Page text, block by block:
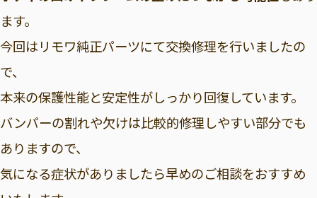
ます。
今回はリモワ純正パーツにて交換修理を行いましたの
で、
本来の保護性能と安定性がしっかり回復しています。
バンパーの割れや欠けは比較的修理しやすい部分でも
ありますので、
気になる症状がありましたら早めのご相談をおすすめ